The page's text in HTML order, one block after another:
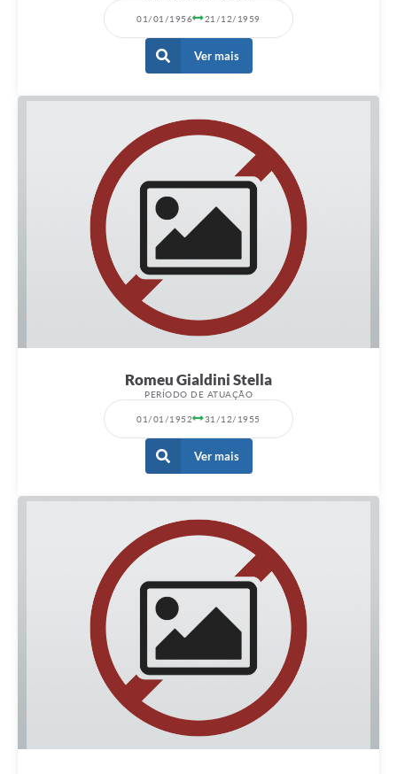
01/01/1956 21/12/1959
Ver mais
Romeu Gialdini Stella
PERÍODO DE ATUAÇÃO
01/01/1952 31/12/1955
Ver mais